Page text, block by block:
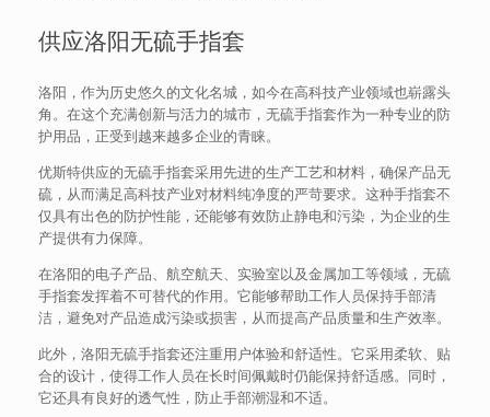
供应洛阳无硫手指套
洛阳，作为历史悠久的文化名城，如今在高科技产业领域也崭露头
角。在这个充满创新与活力的城市，无硫手指套作为一种专业的防
护用品，正受到越来越多企业的青睐。
优斯特供应的无硫手指套采用先进的生产工艺和材料，确保产品无
硫，从而满足高科技产业对材料纯净度的严苛要求。这种手指套不
仅具有出色的防护性能，还能够有效防止静电和污染，为企业的生
产提供有力保障。
在洛阳的电子产品、航空航天、实验室以及金属加工等领域，无硫
手指套发挥着不可替代的作用。它能够帮助工作人员保持手部清
洁，避免对产品造成污染或损害，从而提高产品质量和生产效率。
此外，洛阳无硫手指套还注重用户体验和舒适性。它采用柔软、贴
合的设计，使得工作人员在长时间佩戴时仍能保持舒适感。同时，
它还具有良好的透气性，防止手部潮湿和不适。